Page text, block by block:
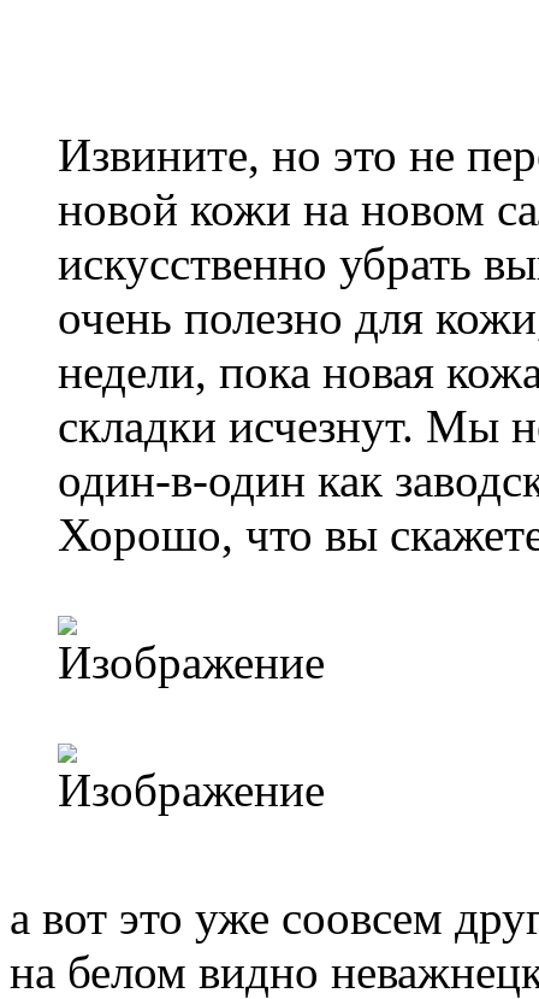
Извините, но это не
новой кожи на новом
искусственно убрать
очень полезно для
недели, пока новая
складки исчезнут. Мы
один-в-один как
Хорошо, что вы
а вот это уже соовсем
на белом видно